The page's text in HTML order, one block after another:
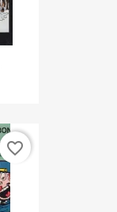
favorite_border